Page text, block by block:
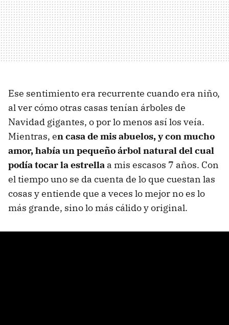
Ese sentimiento era recurrente cuando era niño,
al ver cómo otras casas tenían árboles de
Navidad gigantes, o por lo menos así los veía.
Mientras, en casa de mis abuelos, y con mucho
amor, había un pequeño árbol natural del cual
podía tocar la estrella a mis escasos 7 años. Con
el tiempo uno se da cuenta de lo que cuestan las
cosas y entiende que a veces lo mejor no es lo
más grande, sino lo más cálido y original.